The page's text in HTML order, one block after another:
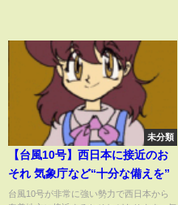
未分類
【台風10号】西日本に接近のお
それ 気象庁など“十分な備えを”
台風10号が非常に強い勢力で西日本から